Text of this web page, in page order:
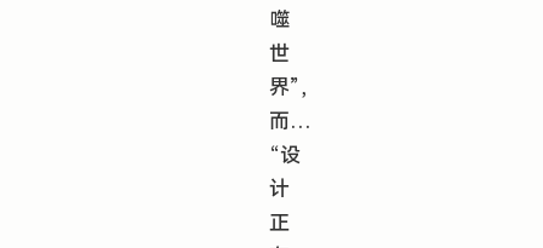
噬
世
界”，
而…
“设
计
正